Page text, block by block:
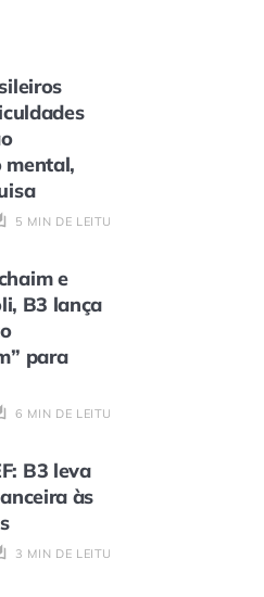
mental,
5 MIN DE LEITURA
e
B3 lança
para
6 MIN DE LEITURA
B3 leva
às
3 MIN DE LEITURA